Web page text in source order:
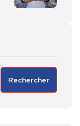
Rechercher